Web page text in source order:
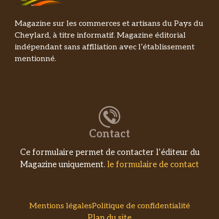
e
:
Magazine sur les commerces et artisans du Pays du
Cheylard, à titre informatif. Magazine éditorial
indépendant sans affiliation avec l’établissement
mentionné.
Contact
Ce formulaire permet de contacter l’éditeur du
Magazine uniquement. le formulaire de contact
Mentions légalesPolitique de confidentialité